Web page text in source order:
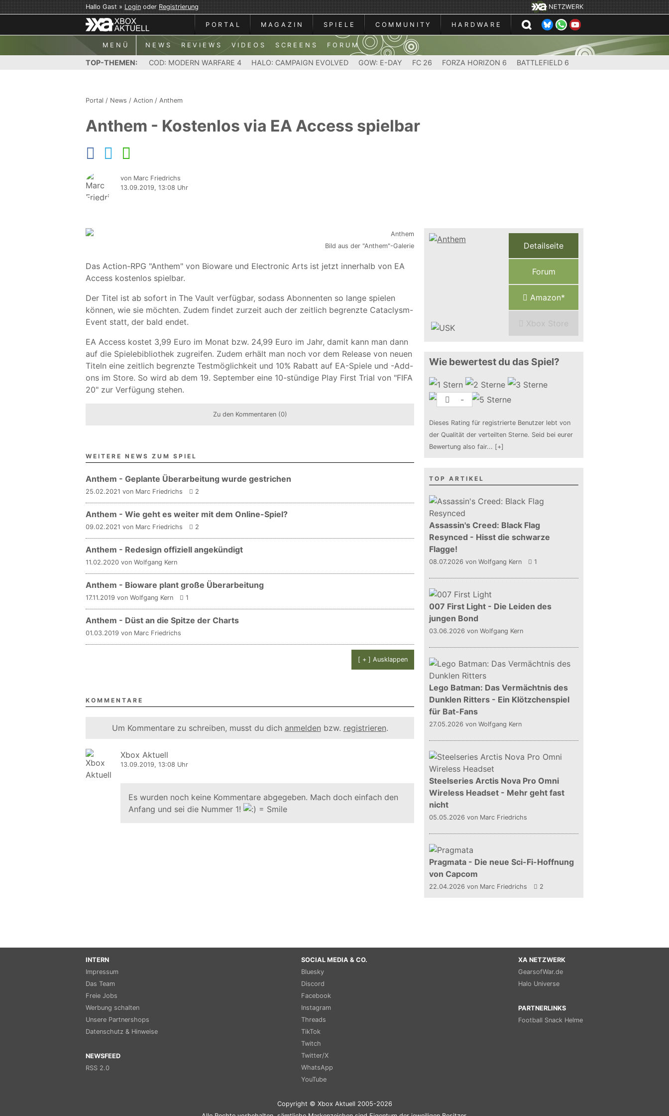
Hallo Gast »LoginoderRegistrierung NETZWERK
PORTAL MAGAZIN SPIELE COMMUNITY HARDWARE
MENÜ NEWS REVIEWS VIDEOS SCREENS FORUM
TOP-THEMEN: COD: MODERN WARFARE 4 HALO: CAMPAIGN EVOLVED GOW: E-DAY FC 26 FORZA HORIZON 6 BATTLEFIELD 6
Portal / News / Action / Anthem
Anthem - Kostenlos via EA Access spielbar
von Marc Friedrichs
13.09.2019, 13:08 Uhr
Bild aus der "Anthem"-Galerie
Das Action-RPG "Anthem" von Bioware und Electronic Arts ist jetzt innerhalb von EA
Access kostenlos spielbar.
Der Titel ist ab sofort in The Vault verfügbar, sodass Abonnenten so lange spielen
können, wie sie möchten. Zudem findet zurzeit auch der zeitlich begrenzte Cataclysm-
Event statt, der bald endet.
EA Access kostet 3,99 Euro im Monat bzw. 24,99 Euro im Jahr, damit kann man dann
auf die Spielebibliothek zugreifen. Zudem erhält man noch vor dem Release von neuen
Titeln eine zeitlich begrenzte Testmöglichkeit und 10% Rabatt auf EA-Spiele und -Add-
ons im Store. So wird ab dem 19. September eine 10-stündige Play First Trial von "FIFA
20" zur Verfügung stehen.
Zu den Kommentaren (0)
WEITERE NEWS ZUM SPIEL
Anthem - Geplante Überarbeitung wurde gestrichen
25.02.2021 von Marc Friedrichs 2
Anthem - Wie geht es weiter mit dem Online-Spiel?
09.02.2021 von Marc Friedrichs 2
Anthem - Redesign offiziell angekündigt
11.02.2020 von Wolfgang Kern
Anthem - Bioware plant große Überarbeitung
17.11.2019 von Wolfgang Kern 1
Anthem - Düst an die Spitze der Charts
01.03.2019 von Marc Friedrichs
[ + ] Ausklappen
KOMMENTARE
Um Kommentare zu schreiben, musst du dich anmelden bzw. registrieren.
Xbox Aktuell
13.09.2019, 13:08 Uhr
Es wurden noch keine Kommentare abgegeben. Mach doch einfach den
Anfang und sei die Nummer 1!
Detailseite
Forum
Amazon*
Xbox Store
Wie bewertest du das Spiel?
-
Dieses Rating für registrierte Benutzer lebt von
der Qualität der verteilten Sterne. Seid bei eurer
Bewertung also fair... [+]
TOP ARTIKEL
Assassin's Creed: Black Flag
Resynced - Hisst die schwarze
Flagge!
08.07.2026 von Wolfgang Kern 1
007 First Light - Die Leiden des
jungen Bond
03.06.2026 von Wolfgang Kern
Lego Batman: Das Vermächtnis des
Dunklen Ritters - Ein Klötzchenspiel
für Bat-Fans
27.05.2026 von Wolfgang Kern
Steelseries Arctis Nova Pro Omni
Wireless Headset - Mehr geht fast
nicht
05.05.2026 von Marc Friedrichs
Pragmata - Die neue Sci-Fi-Hoffnung
von Capcom
22.04.2026 von Marc Friedrichs 2
INTERN
Impressum
Das Team
Freie Jobs
Werbung schalten
Unsere Partnershops
Datenschutz & Hinweise
NEWSFEED
RSS 2.0
SOCIAL MEDIA & CO.
Bluesky
Discord
Facebook
Instagram
Threads
TikTok
Twitch
Twitter/X
WhatsApp
YouTube
XA NETZWERK
GearsofWar.de
Halo Universe
PARTNERLINKS
Football Snack Helme
Copyright © Xbox Aktuell 2005-2026